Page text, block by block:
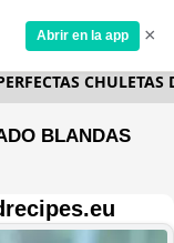
Abrir en la app ×
BLANDAS